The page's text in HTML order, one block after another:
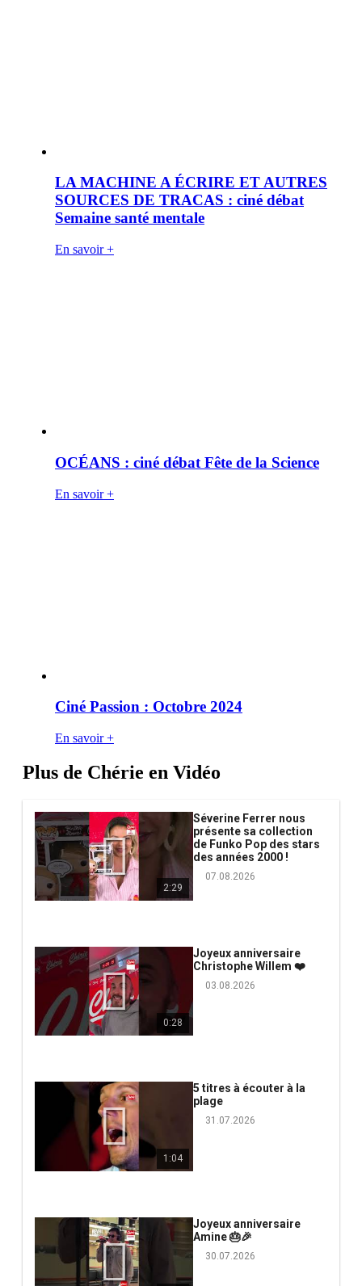
LA MACHINE A ÉCRIRE ET AUTRES
SOURCES DE TRACAS : ciné débat
Semaine santé mentale
En savoir +
OCÉANS : ciné débat Fête de la Science
En savoir +
Ciné Passion : Octobre 2024
En savoir +
Plus de Chérie en Vidéo
2:29
Séverine Ferrer nous
présente sa collection
de Funko Pop des stars
des années 2000 !
07.08.2026
0:28
Joyeux anniversaire
Christophe Willem ❤️
03.08.2026
1:04
5 titres à écouter à la
plage
31.07.2026
Joyeux anniversaire
Amine 🎂🎉
30.07.2026